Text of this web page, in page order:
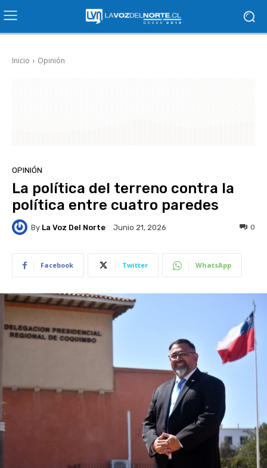
Inicio Opinión
OPINIÓN
La política del terreno contra la
política entre cuatro paredes
By La Voz Del Norte Junio 21, 2026 0
Facebook Twitter WhatsApp